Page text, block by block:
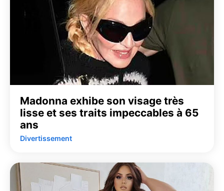
Madonna exhibe son visage très
lisse et ses traits impeccables à 65
ans
Divertissement